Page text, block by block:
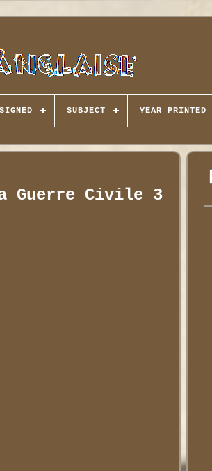
SIGNED SUBJECT YEAR PRINTED
Guerre Civile 3